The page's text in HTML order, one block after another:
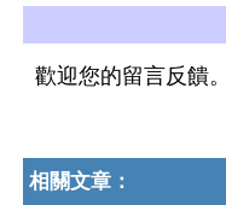
歡迎您的留言反饋。
相關文章：